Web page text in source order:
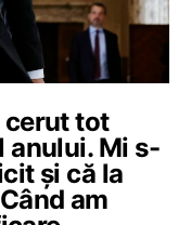
cerut tot
anului. Mi s-
și că la
am